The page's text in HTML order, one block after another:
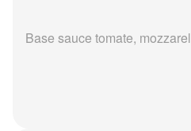
Base sauce tomate,